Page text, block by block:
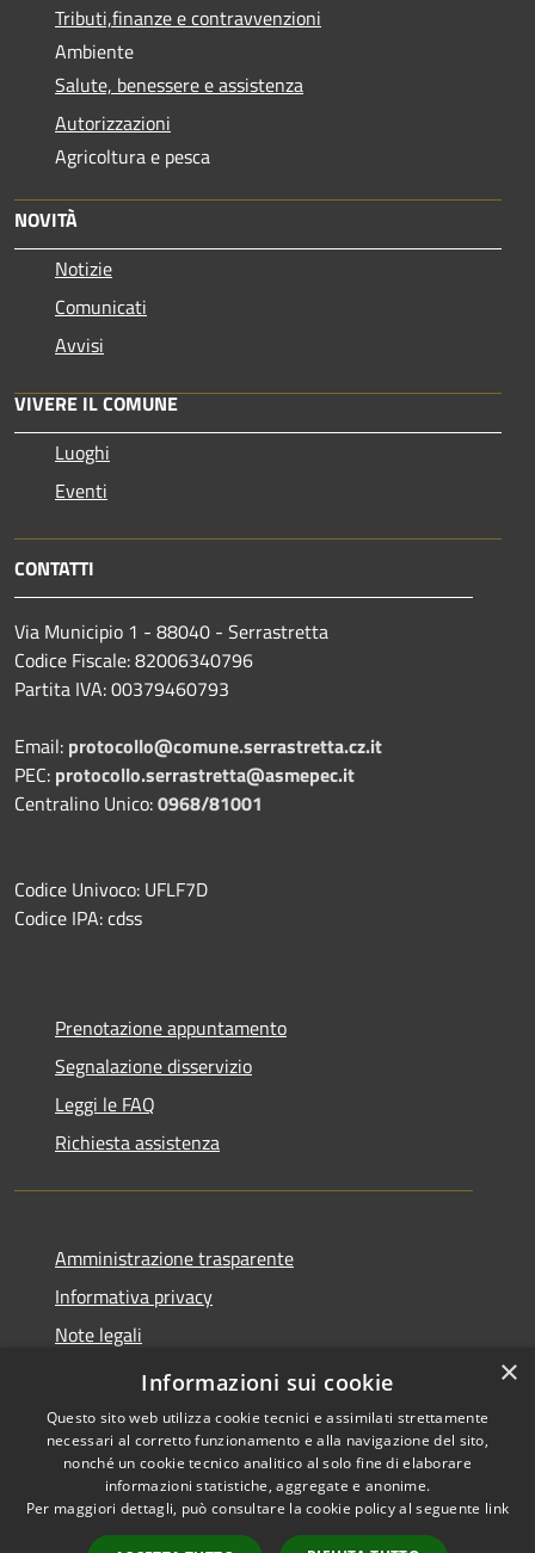
Tributi,finanze e contravvenzioni
Ambiente
Salute, benessere e assistenza
Autorizzazioni
Agricoltura e pesca
NOVITÀ
Notizie
Comunicati
Avvisi
VIVERE IL COMUNE
Luoghi
Eventi
CONTATTI
Via Municipio 1 - 88040 - Serrastretta
Codice Fiscale: 82006340796
Partita IVA: 00379460793
Email: protocollo@comune.serrastretta.cz.it
PEC: protocollo.serrastretta@asmepec.it
Centralino Unico:0968/81001
Codice Univoco: UFLF7D
Codice IPA: cdss
Prenotazione appuntamento
Segnalazione disservizio
Leggi le FAQ
Richiesta assistenza
Amministrazione trasparente
Informativa privacy
Note legali
Dichiarazione di accessibilità
Accessibilità
Copyright © 2026 • Comune di
Serrastretta • Powered by
×
Informazioni sui cookie
Questo sito web utilizza cookie tecnici e assimilati strettamente
necessari al corretto funzionamento e alla navigazione del sito,
nonché un cookie tecnico analitico al solo fine di elaborare
informazioni statistiche, aggregate e anonime.
Per maggiori dettagli, può consultare la cookie policy al seguente link